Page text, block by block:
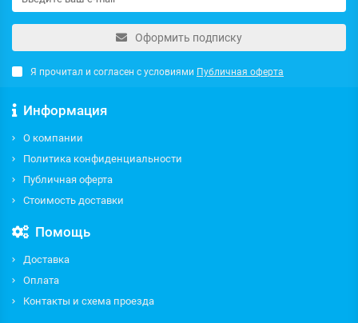
Оформить подписку
Я прочитал и согласен с условиями Публичная оферта
Информация
О компании
Политика конфиденциальности
Публичная оферта
Стоимость доставки
Помощь
Доставка
Оплата
Контакты и схема проезда